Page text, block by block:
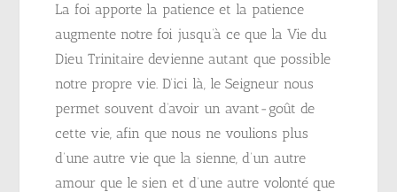
La foi apporte la patience et la patience
augmente notre foi jusqu’à ce que la Vie du
Dieu Trinitaire devienne autant que possible
notre propre vie. D’ici là, le Seigneur nous
permet souvent d’avoir un avant-goût de
cette vie, afin que nous ne voulions plus
d’une autre vie que la sienne, d’un autre
amour que le sien et d’une autre volonté que